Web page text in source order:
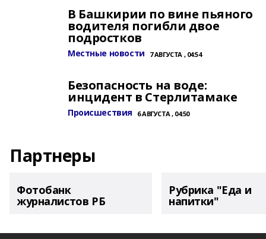
В Башкирии по вине пьяного
водителя погибли двое
подростков
Местные новости 7 АВГУСТА , 04:54
Безопасность на воде:
инцидент в Стерлитамаке
Происшествия 6 АВГУСТА , 04:50
Партнеры
Фотобанк
журналистов РБ
Рубрика "Еда и
напитки"